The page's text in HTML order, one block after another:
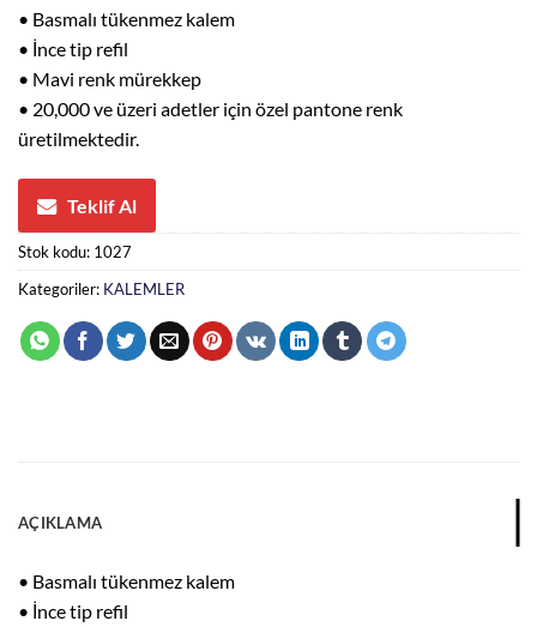
• Basmalı tükenmez kalem
• İnce tip refil
• Mavi renk mürekkep
• 20,000 ve üzeri adetler için özel pantone renk
üretilmektedir.
Teklif Al
Stok kodu: 1027
Kategoriler: KALEMLER
AÇIKLAMA
• Basmalı tükenmez kalem
• İnce tip refil